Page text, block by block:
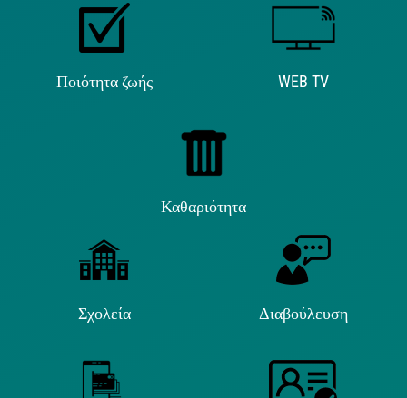
Ποιότητα ζωής WEB TV
Καθαριότητα
Σχολεία Διαβούλευση